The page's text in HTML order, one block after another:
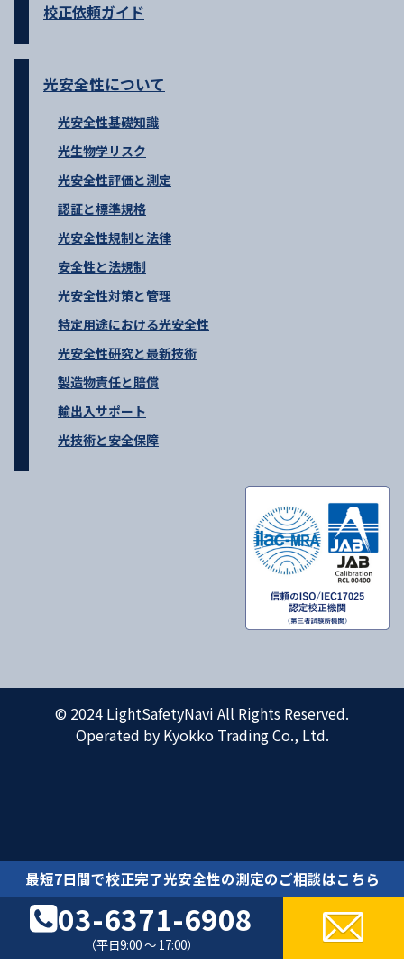
最短7日間で校正完了光安全性の測定のご相談はこちら
03-6371-6908
（平日9:00 ～ 17:00）
校正依頼ガイド
光安全性について
光安全性基礎知識
光生物学リスク
光安全性評価と測定
認証と標準規格
光安全性規制と法律
安全性と法規制
光安全性対策と管理
特定用途における光安全性
光安全性研究と最新技術
製造物責任と賠償
輸出入サポート
光技術と安全保障
© 2024 LightSafetyNavi All Rights Reserved.
Operated by Kyokko Trading Co., Ltd.